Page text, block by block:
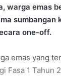
warga emas
sumbangan
one-off.
emas yang
Fasa 1 Tahun